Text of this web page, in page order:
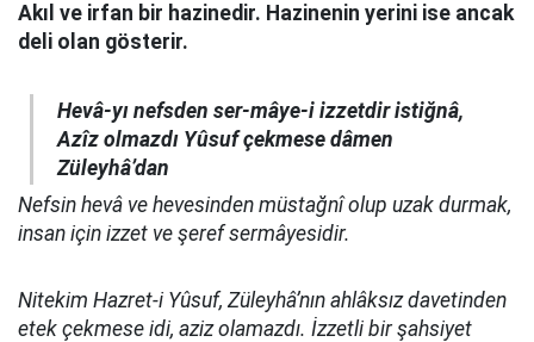
Akıl ve irfan bir hazinedir. Hazinenin yerini ise ancak
deli olan gösterir.
Hevâ-yı nefsden ser-mâye-i izzetdir istiğnâ,
Azîz olmazdı Yûsuf çekmese dâmen
Züleyhâ’dan
Nefsin hevâ ve hevesinden müstağnî olup uzak durmak,
insan için izzet ve şeref sermâyesidir.
Nitekim Hazret-i Yûsuf, Züleyhâ’nın ahlâksız davetinden
etek çekmese idi, aziz olamazdı. İzzetli bir şahsiyet